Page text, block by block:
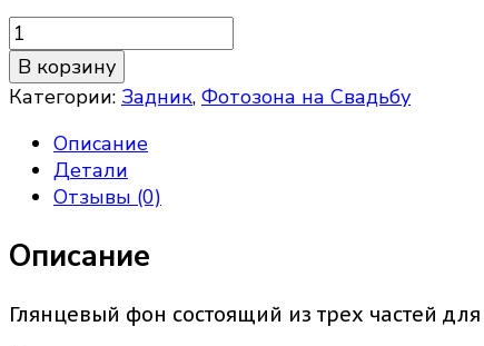
Количество
товара
Глянцевый
фон
три
секции
В корзину
Категории: Задник, Фотозона на Свадьбу
Описание
Детали
Отзывы (0)
Описание
Глянцевый фон состоящий из трех частей